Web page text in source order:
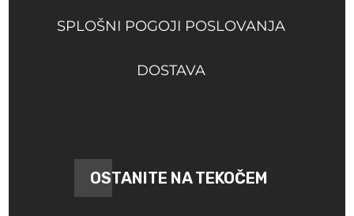
SPLOŠNI POGOJI POSLOVANJA
DOSTAVA
OSTANITE NA TEKOČEM